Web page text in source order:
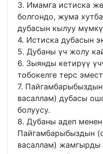
3. Имамга истиска
болгондо, жума
дубасын кылуу
4. Истиска дубасын
5. Дубаны үч жолу
6. Зыянды кетирүү
тобокелге терс
7.
васаллам) дубасы
болуусу.
8. Дубаны адеп
Пайгамбарыбыздын
васаллам) жамгырды